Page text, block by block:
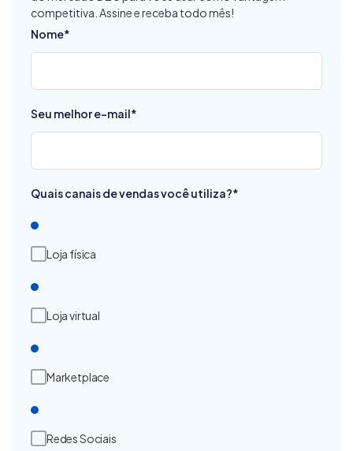
competitiva. Assine e receba todo mês!
Nome*
Seu melhor e-mail*
Quais canais de vendas você utiliza?*
Loja física
Loja virtual
Marketplace
Redes Sociais